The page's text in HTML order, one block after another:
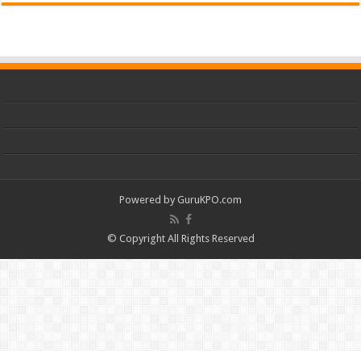
Powered by GuruKPO.com
© Copyright All Rights Reserved